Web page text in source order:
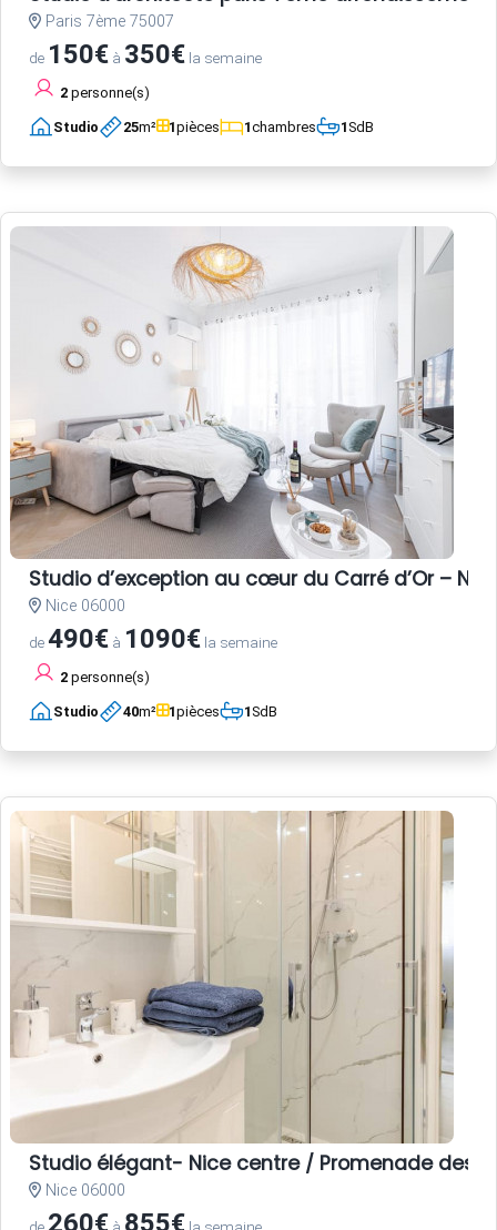
Paris 7ème 75007
de 150€ à 350€ la semaine
2 personne(s)
Studio 25m² 1pièces 1chambres 1SdB
Studio d’exception au cœur du Carré d’Or –
Nice 06000
de490€ à 1090€ la semaine
2 personne(s)
Studio 40m² 1pièces 1SdB
Studio élégant- Nice centre / Promenade des
Nice 06000
260€ 855€